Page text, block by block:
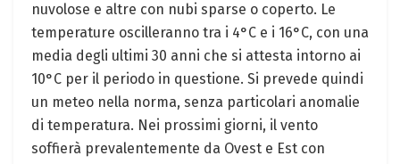
nuvolose e altre con nubi sparse o coperto. Le
temperature oscilleranno tra i 4°C e i 16°C, con una
media degli ultimi 30 anni che si attesta intorno ai
10°C per il periodo in questione. Si prevede quindi
un meteo nella norma, senza particolari anomalie
di temperatura. Nei prossimi giorni, il vento
soffierà prevalentemente da Ovest e Est con